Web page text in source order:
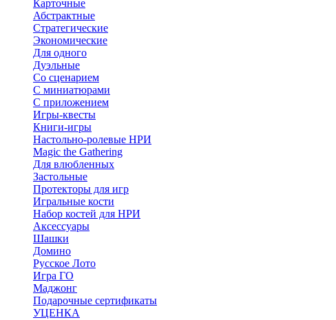
Карточные
Абстрактные
Стратегические
Экономические
Для одного
Дуэльные
Со сценарием
С миниатюрами
С приложением
Игры-квесты
Книги-игры
Настольно-ролевые НРИ
Magic the Gathering
Для влюбленных
Застольные
Протекторы для игр
Игральные кости
Набор костей для НРИ
Аксессуары
Шашки
Домино
Русское Лото
Игра ГО
Маджонг
Подарочные сертификаты
УЦЕНКА